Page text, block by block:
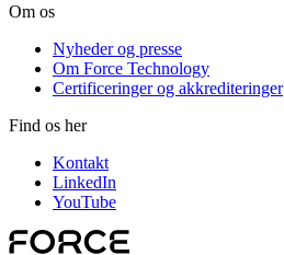
Om os
Nyheder og presse
Om Force Technology
Certificeringer og akkrediteringer
Find os her
Kontakt
LinkedIn
YouTube